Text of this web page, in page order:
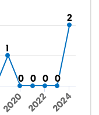
11
0
0 0
0 0
0 0
0
2
2
2020 2022 2024